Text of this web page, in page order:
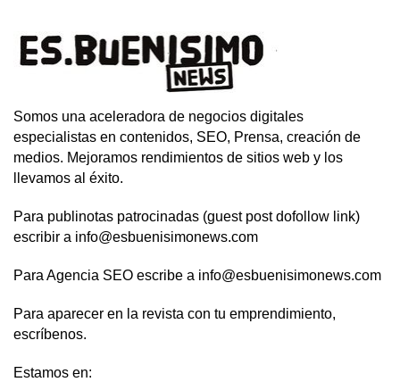
Somos una aceleradora de negocios digitales
especialistas en contenidos, SEO, Prensa, creación de
medios. Mejoramos rendimientos de sitios web y los
llevamos al éxito.
Para publinotas patrocinadas (guest post dofollow link)
escribir a info@esbuenisimonews.com
Para Agencia SEO escribe a info@esbuenisimonews.com
Para aparecer en la revista con tu emprendimiento,
escríbenos.
Estamos en: